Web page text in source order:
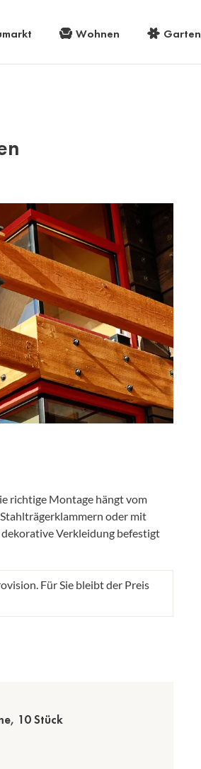
Wohnen Garten
richtige Montage hängt vom
oder mit
Verkleidung befestigt
Für Sie bleibt der Preis
10 Stück